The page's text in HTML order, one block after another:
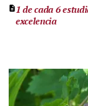
1 de cada 6
excelencia